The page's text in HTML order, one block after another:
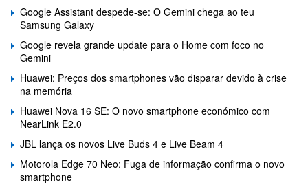
Google Assistant despede-se: O Gemini chega ao teu
Samsung Galaxy
Google revela grande update para o Home com foco no
Gemini
Huawei: Preços dos smartphones vão disparar devido à crise
na memória
Huawei Nova 16 SE: O novo smartphone económico com
NearLink E2.0
JBL lança os novos Live Buds 4 e Live Beam 4
Motorola Edge 70 Neo: Fuga de informação confirma o novo
smartphone